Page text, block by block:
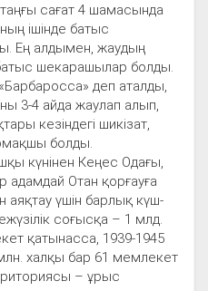
сағат 4 шамасында
ішінде батыс
Ең алдымен, жаудың
шекарашылар болды.
деп аталды,
3-4 айда жаулап алып,
кезіндегі шикізат,
болды.
күнінен Кеңес Одағы,
адамдай Отан қорғауға
аяқтау үшін барлық күш-
соғысқа – 1 млд.
қатынасса, 1939-1945
халқы бар 61 мемлекет
– ұрыс